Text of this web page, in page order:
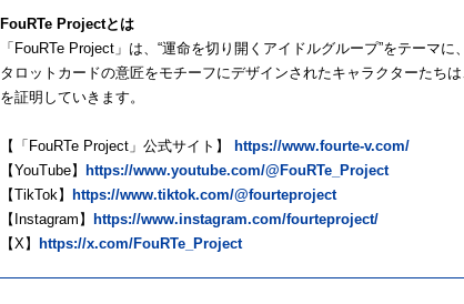
FouRTe Projectとは
「FouRTe Project」は、“運命を切り開くアイドルグループ”をテーマ
タロットカードの意匠をモチーフにデザインされたキャラクターたち
を証明していきます。
【「FouRTe Project」公式サイト】
https://www.fourte-v.com/
【YouTube】
https://www.youtube.com/@FouRTe_Project
【TikTok】
https://www.tiktok.com/@fourteproject
【Instagram】
https://www.instagram.com/fourteproject/
【X】
https://x.com/FouRTe_Project